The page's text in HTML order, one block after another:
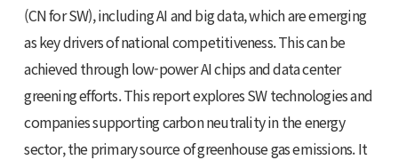
(CN for SW), including AI and big data, which are emerging
as key drivers of national competitiveness. This can be
achieved through low-power AI chips and data center
greening efforts. This report explores SW technologies and
companies supporting carbon neutrality in the energy
sector, the primary source of greenhouse gas emissions. It